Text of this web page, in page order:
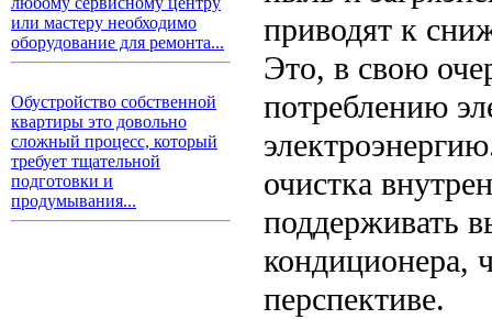
или мастеру необходимо
оборудование для ремонта...
Обустройство собственной
квартиры это довольно
сложный процесс, который
требует тщательной
подготовки и
продумывания...
приводят к
Это, в свою
потреблению
очистка
поддерживать
кондиционера,
перспективе.